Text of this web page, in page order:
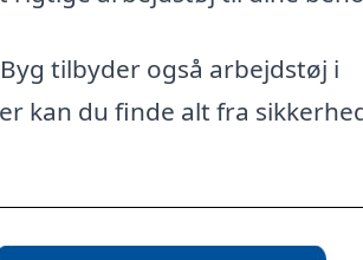
tilbyder også arbejdstøj i
kan du finde alt fra